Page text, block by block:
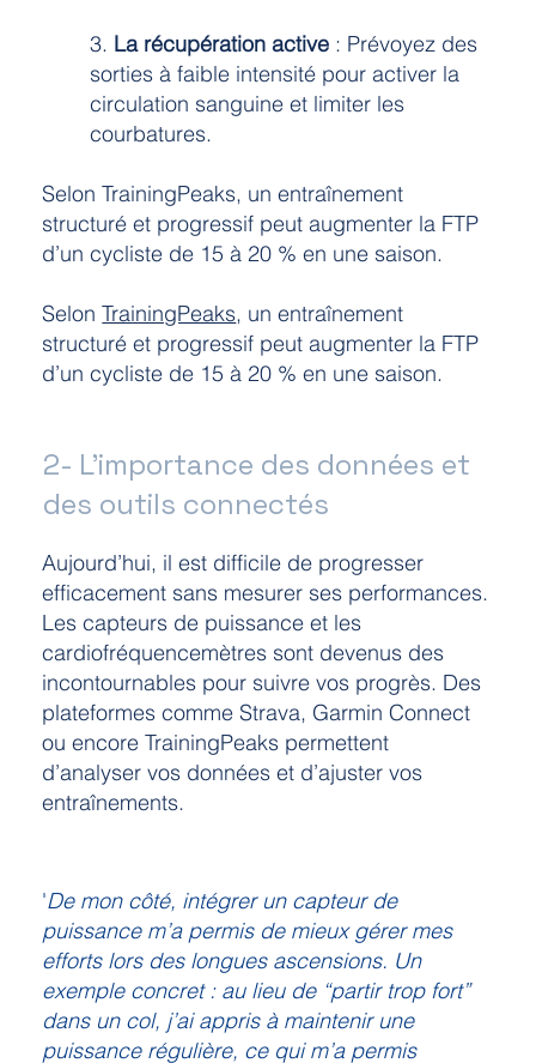
2- L’importance des données et
des outils connectés
Aujourd’hui, il est difficile de progresser
efficacement sans mesurer ses performances.
Les capteurs de puissance et les
cardiofréquencemètres sont devenus des
incontournables pour suivre vos progrès. Des
plateformes comme Strava, Garmin Connect
ou encore TrainingPeaks permettent
d’analyser vos données et d’ajuster vos
entraînements.
'De mon côté, intégrer un capteur de
puissance m’a permis de mieux gérer mes
efforts lors des longues ascensions. Un
exemple concret : au lieu de “partir trop fort”
dans un col, j’ai appris à maintenir une
puissance régulière, ce qui m’a permis
3. La récupération active : Prévoyez des
sorties à faible intensité pour activer la
circulation sanguine et limiter les
courbatures.
Selon TrainingPeaks, un entraînement
structuré et progressif peut augmenter la FTP
d’un cycliste de 15 à 20 % en une saison.
SelonTrainingPeaks, un entraînement
structuré et progressif peut augmenter la FTP
d’un cycliste de 15 à 20 % en une saison.